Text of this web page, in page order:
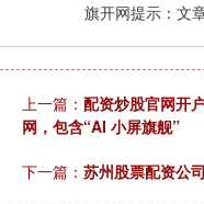
旗开网提示：文
上一篇： 配资炒股官网开
网，包含“AI 小屏旗舰”
下一篇： 苏州股票配资公